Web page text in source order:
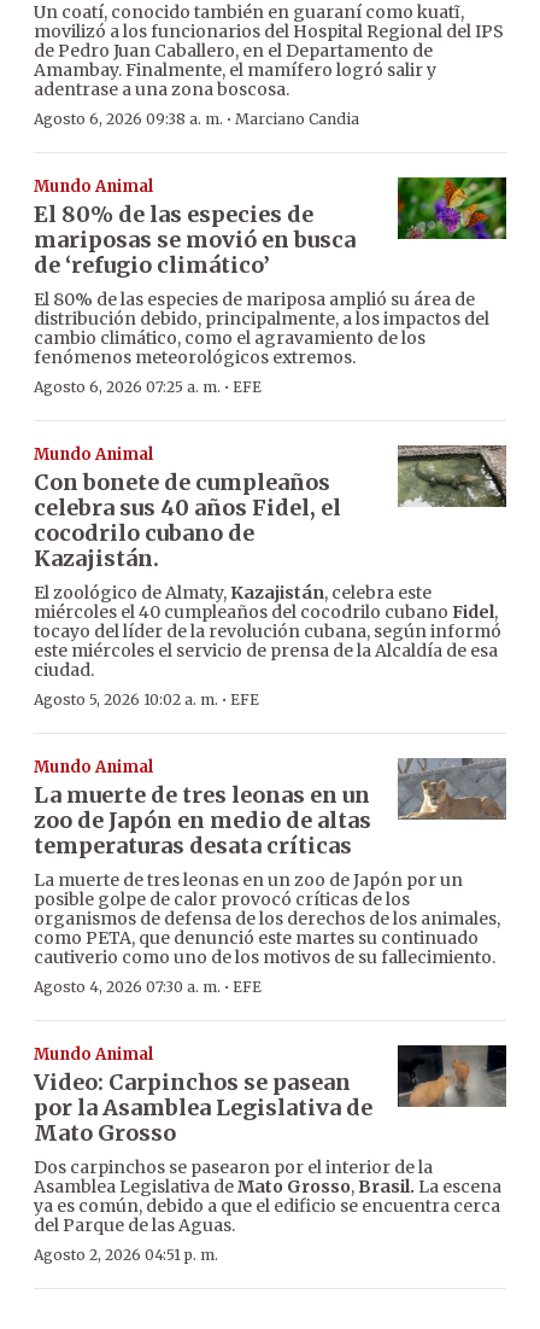
Un coatí, conocido también en guaraní como kuatĩ,
movilizó a los funcionarios del Hospital Regional del IPS
de Pedro Juan Caballero, en el Departamento de
Amambay. Finalmente, el mamífero logró salir y
adentrase a una zona boscosa.
Agosto 6, 2026 09:38 a. m. · Marciano Candia
Mundo Animal
El 80% de las especies de
mariposas se movió en busca
de ‘refugio climático’
El 80% de las especies de mariposa amplió su área de
distribución debido, principalmente, a los impactos del
cambio climático, como el agravamiento de los
fenómenos meteorológicos extremos.
Agosto 6, 2026 07:25 a. m. · EFE
Mundo Animal
Con bonete de cumpleaños
celebra sus 40 años Fidel, el
cocodrilo cubano de
Kazajistán.
El zoológico de Almaty, Kazajistán, celebra este
miércoles el 40 cumpleaños del cocodrilo cubano Fidel,
tocayo del líder de la revolución cubana, según informó
este miércoles el servicio de prensa de la Alcaldía de esa
ciudad.
Agosto 5, 2026 10:02 a. m. · EFE
Mundo Animal
La muerte de tres leonas en un
zoo de Japón en medio de altas
temperaturas desata críticas
La muerte de tres leonas en un zoo de Japón por un
posible golpe de calor provocó críticas de los
organismos de defensa de los derechos de los animales,
como PETA, que denunció este martes su continuado
cautiverio como uno de los motivos de su fallecimiento.
Agosto 4, 2026 07:30 a. m. · EFE
Mundo Animal
Video: Carpinchos se pasean
por la Asamblea Legislativa de
Mato Grosso
Dos carpinchos se pasearon por el interior de la
Asamblea Legislativa deMato Grosso, Brasil. La escena
ya es común, debido a que el edificio se encuentra cerca
del Parque de las Aguas.
Agosto 2, 2026 04:51 p. m.